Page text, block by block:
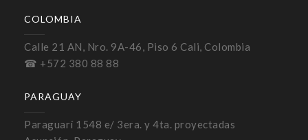
COLOMBIA
Calle 21 AN, Nro. 9A-46, Piso 6 Cali, Colombia
☎ +572 380 88 88
PARAGUAY
Paraguarí 1548 e/ 3era. y 4ta. proyectadas